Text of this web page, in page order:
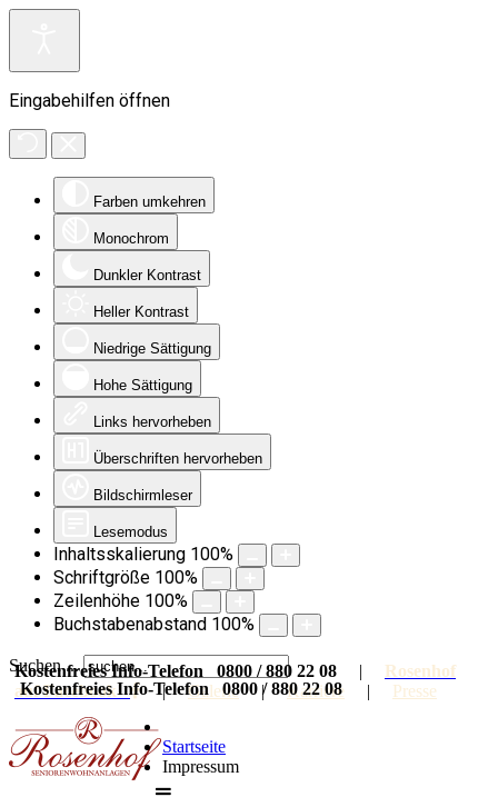
Eingabehilfen öffnen
Farben umkehren
Monochrom
Dunkler Kontrast
Heller Kontrast
Niedrige Sättigung
Hohe Sättigung
Links hervorheben
Überschriften hervorheben
Bildschirmleser
Lesemodus
Inhaltsskalierung 100%
Schriftgröße 100%
Zeilenhöhe 100%
Buchstabenabstand 100%
Suchen ...
Kostenfreies Info-Telefon 0800 / 880 22 08 | Rosenhof
auf Facebook
|Galerie|Karriere | Presse
Kostenfreies Info-Telefon 0800 / 880 22 08
Startseite
Impressum